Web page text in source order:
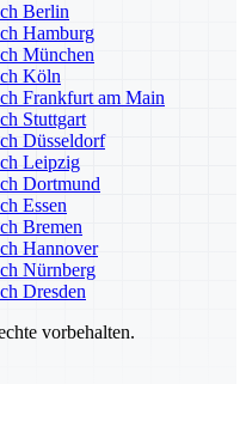
Berlin
Hamburg
München
Köln
Frankfurt am Main
Stuttgart
Düsseldorf
Leipzig
Dortmund
Essen
Bremen
Hannover
Nürnberg
Dresden
vorbehalten.